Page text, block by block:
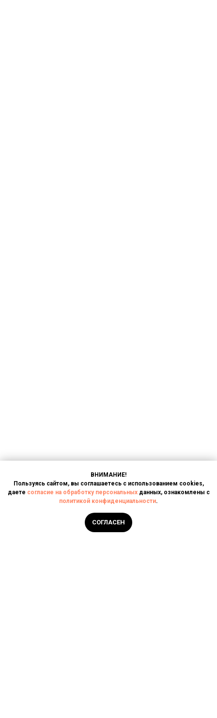
Услуги О компании
ВНИМАНИЕ!
Пользуясь сайтом, вы соглашаетесь с использованием cookies,
даете согласие на обработку персональныхданных, ознакомлены с
политикой конфиденциальности.
СОГЛАСЕН